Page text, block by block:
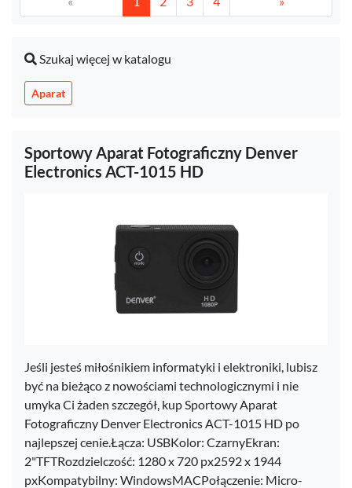
Szukaj więcej w katalogu
Aparat
Sportowy Aparat Fotograficzny Denver
Electronics ACT-1015 HD
Jeśli jesteś miłośnikiem informatyki i elektroniki, lubisz
być na bieżąco z nowościami technologicznymi i nie
umyka Ci żaden szczegół, kup Sportowy Aparat
Fotograficzny Denver Electronics ACT-1015 HD po
najlepszej cenie.Łącza: USBKolor: CzarnyEkran:
2"TFTRozdzielczość: 1280 x 720 px2592 x 1944
pxKompatybilny: WindowsMACPołączenie: Micro-